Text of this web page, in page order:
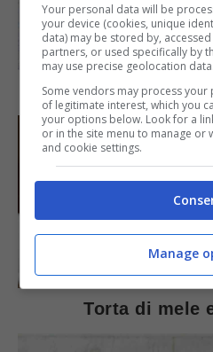
SECONDI
Arista di
Torta di mele
Your personal data will be
your device (cookies, unique
data) may be stored by,
partners, or used specifically by
may use precise geolocation data.
Some vendors may process
of legitimate interest, which you
your options below. Look for a
or in the site menu to manage or
and cookie settings.
Manage